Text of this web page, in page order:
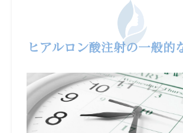
ヒアルロン酸注射の一般的